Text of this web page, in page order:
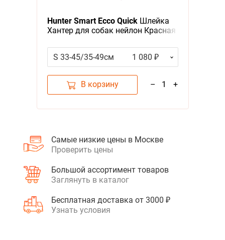
Hunter Smart Ecco QuickШлейка
Хантер для собак нейлон Красная
S 33-45/35-49см 1 080 ₽
В корзину – 1 +
Самые низкие цены в Москве
Проверить цены
Большой ассортимент товаров
Заглянуть в каталог
Бесплатная доставка от 3000 ₽
Узнать условия